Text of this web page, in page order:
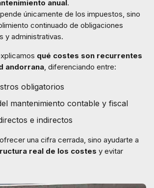
anual.
únicamente de los impuestos, sino
continuado de obligaciones
y administrativas.
qué costes son recurrentes
andorrana, diferenciando entre:
obligatorios
mantenimiento contable y fiscal
e indirectos
una cifra cerrada, sino ayudarte a
real de los costes y evitar